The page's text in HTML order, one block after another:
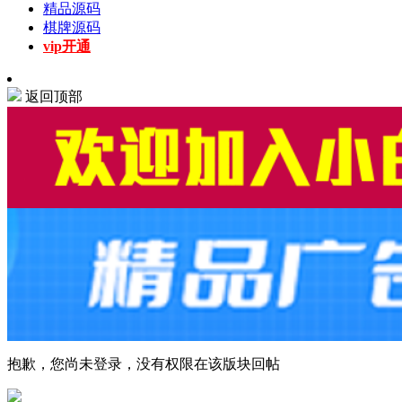
精品源码
棋牌源码
vip开通
返回顶部
抱歉，您尚未登录，没有权限在该版块回帖